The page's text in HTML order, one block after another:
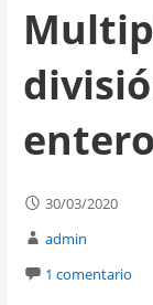
30/03/2020
admin
1 comentario